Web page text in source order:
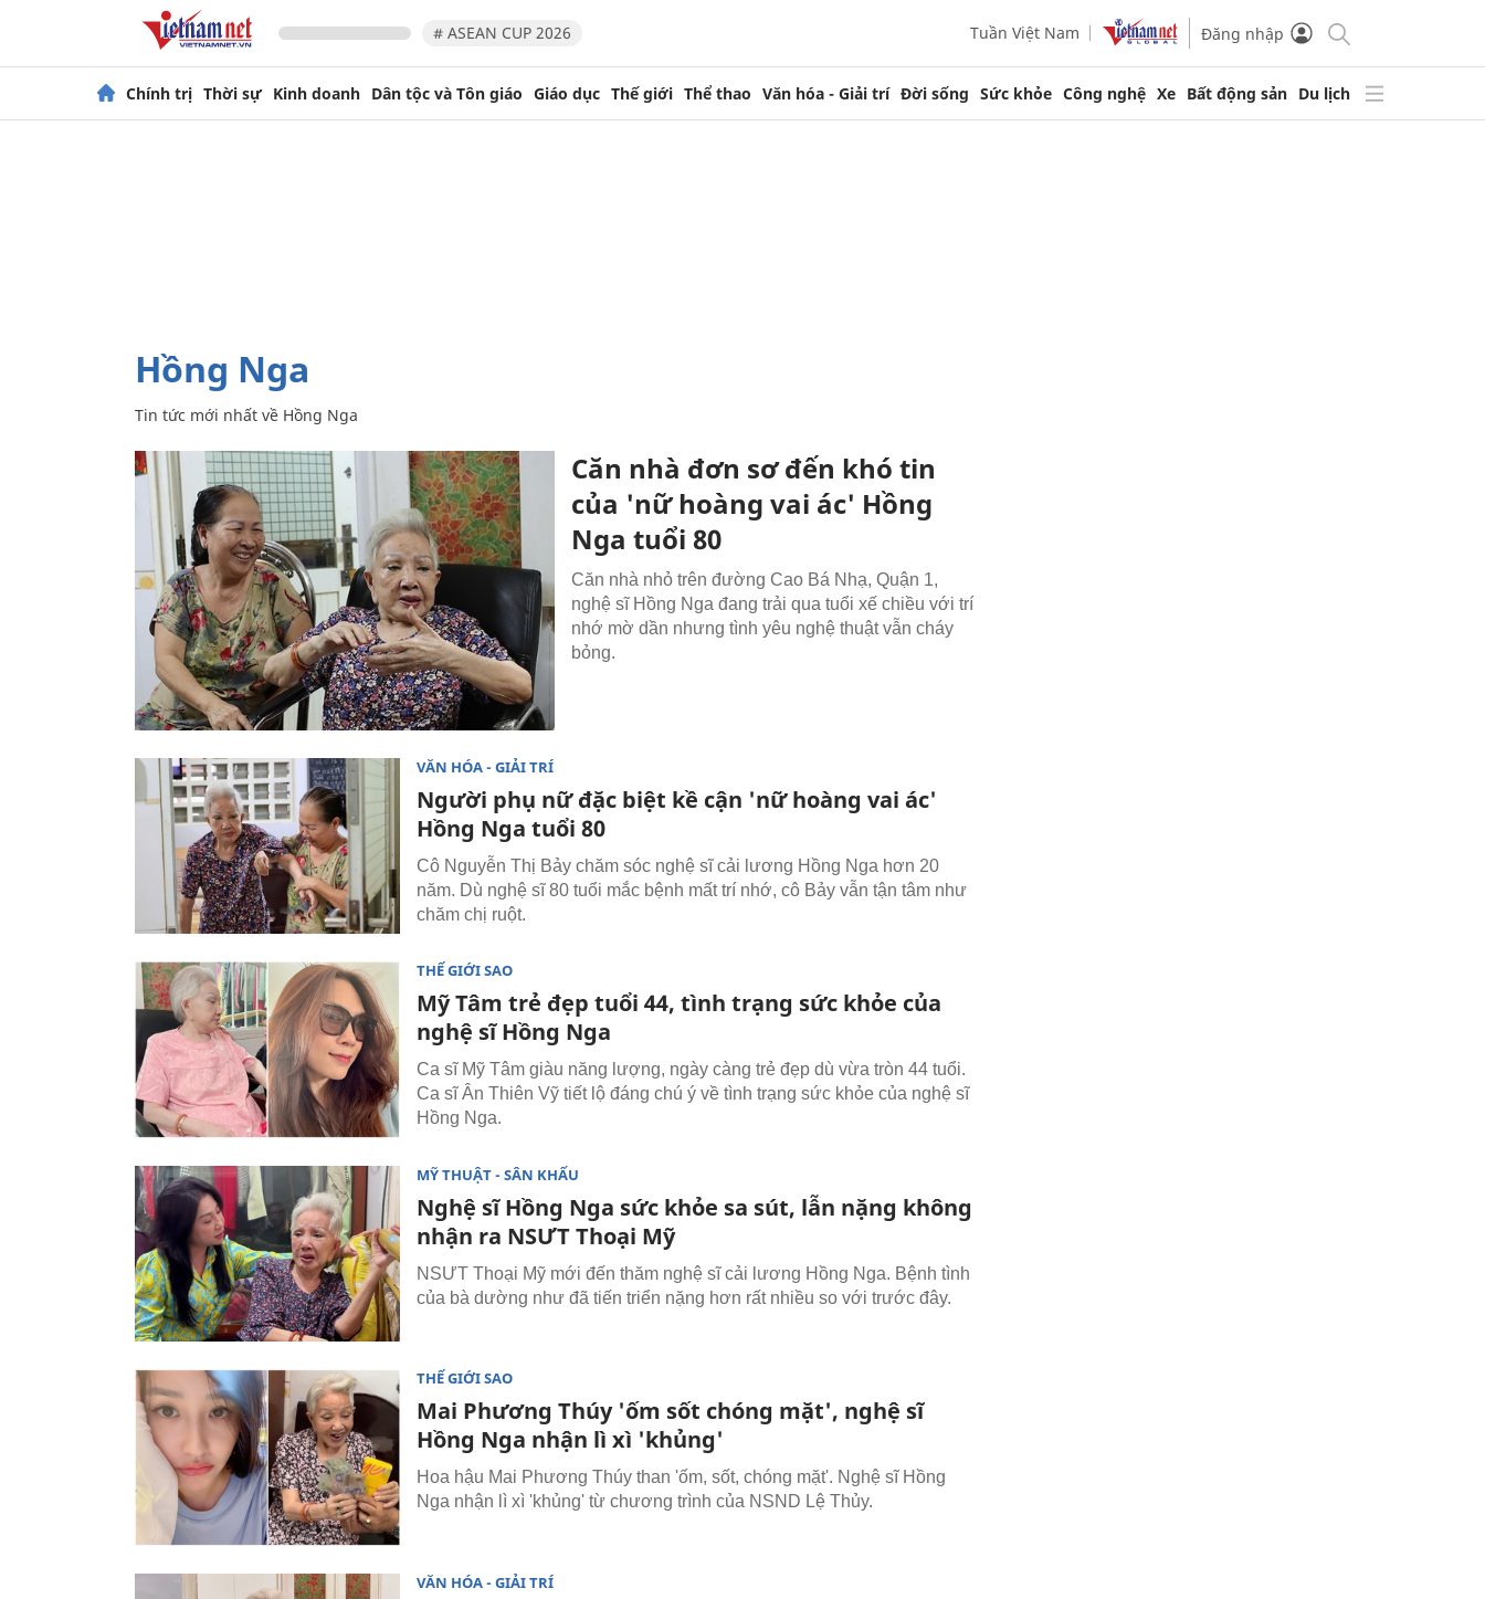
# ASEAN CUP 2026 Tuần Việt Nam Đăng nhập
Chính trị Thời sự Kinh doanh Dân tộc và Tôn giáo Giáo dục Thế giới Thể thao Văn hóa - Giải trí Đời sống Sức khỏe Công nghệ Xe Bất động sản Du lịch
Hồng Nga
Tin tức mới nhất về Hồng Nga
Căn nhà đơn sơ đến khó tin
của 'nữ hoàng vai ác' Hồng
Nga tuổi 80
Căn nhà nhỏ trên đường Cao Bá Nhạ, Quận 1,
nghệ sĩ Hồng Nga đang trải qua tuổi xế chiều với trí
nhớ mờ dần nhưng tình yêu nghệ thuật vẫn cháy
bỏng.
VĂN HÓA - GIẢI TRÍ
Người phụ nữ đặc biệt kề cận 'nữ hoàng vai ác'
Hồng Nga tuổi 80
Cô Nguyễn Thị Bảy chăm sóc nghệ sĩ cải lương Hồng Nga hơn 20
năm. Dù nghệ sĩ 80 tuổi mắc bệnh mất trí nhớ, cô Bảy vẫn tận tâm như
chăm chị ruột.
THẾ GIỚI SAO
Mỹ Tâm trẻ đẹp tuổi 44, tình trạng sức khỏe của
nghệ sĩ Hồng Nga
Ca sĩ Mỹ Tâm giàu năng lượng, ngày càng trẻ đẹp dù vừa tròn 44 tuổi.
Ca sĩ Ân Thiên Vỹ tiết lộ đáng chú ý về tình trạng sức khỏe của nghệ sĩ
Hồng Nga.
MỸ THUẬT - SÂN KHẤU
Nghệ sĩ Hồng Nga sức khỏe sa sút, lẫn nặng không
nhận ra NSƯT Thoại Mỹ
NSƯT Thoại Mỹ mới đến thăm nghệ sĩ cải lương Hồng Nga. Bệnh tình
của bà dường như đã tiến triển nặng hơn rất nhiều so với trước đây.
THẾ GIỚI SAO
Mai Phương Thúy 'ốm sốt chóng mặt', nghệ sĩ
Hồng Nga nhận lì xì 'khủng'
Hoa hậu Mai Phương Thúy than 'ốm, sốt, chóng mặt'. Nghệ sĩ Hồng
Nga nhận lì xì 'khủng' từ chương trình của NSND Lệ Thủy.
VĂN HÓA - GIẢI TRÍ